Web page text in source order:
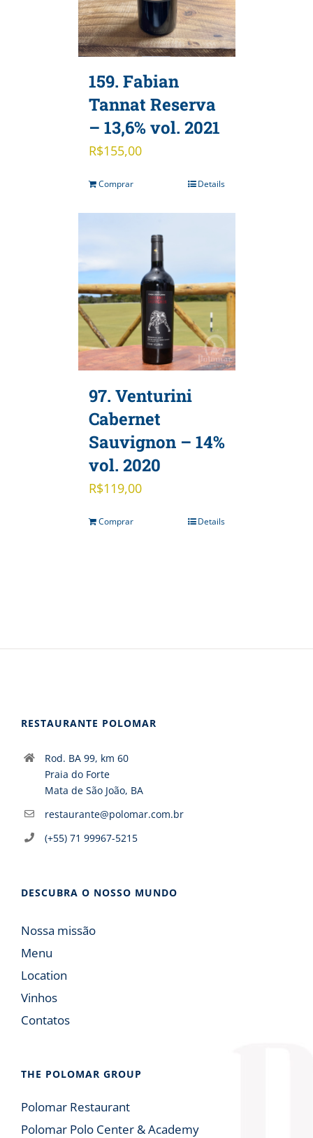
159. Fabian
Tannat Reserva
– 13,6% vol. 2021
R$155,00
Comprar Details
97. Venturini
Cabernet
Sauvignon – 14%
vol. 2020
R$119,00
Comprar Details
RESTAURANTE POLOMAR
Rod. BA 99, km 60
Praia do Forte
Mata de São João, BA
restaurante@polomar.com.br
(+55) 71 99967-5215
DESCUBRA O NOSSO MUNDO
Nossa missão
Menu
Location
Vinhos
Contatos
THE POLOMAR GROUP
Polomar Restaurant
Polomar Polo Center & Academy